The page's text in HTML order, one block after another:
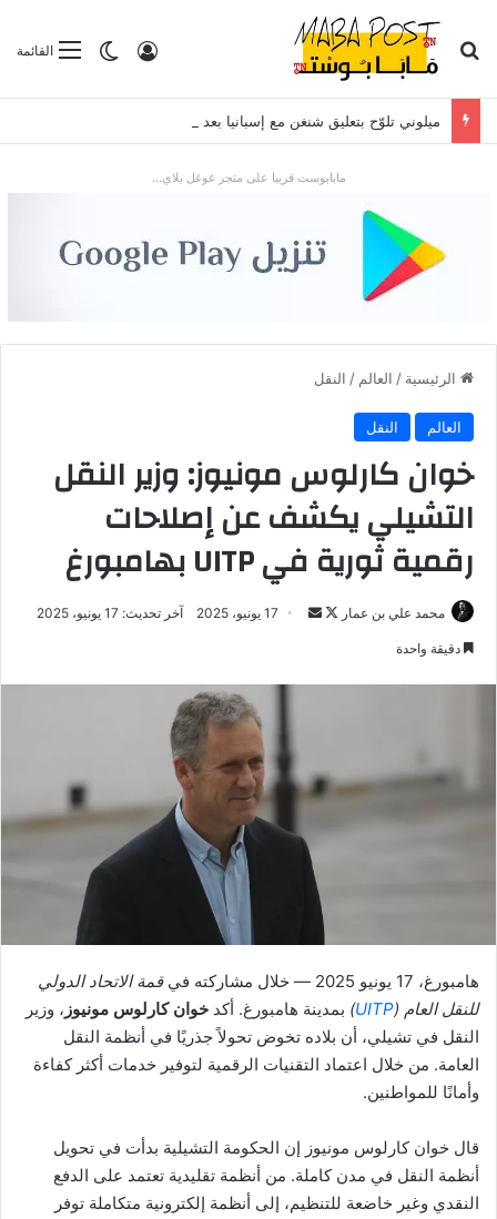
القائمةالوضع
تسجيل الدخول بحث عن
ميلوني تلوّح بتعليق شنغن مع إسبانيا بعد موجة الهجرة في سبتة
مابابوست قريبا على متجر غوغل بلاي...
الرئيسية / العالم / النقل
العالم النقل
خوان كارلوس مونيوز: وزير النقل
التشيلي يكشف عن إصلاحات
رقمية ثورية في UITP بهامبورغ
محمد علي بن عمار
تابعأرسل 17 يونيو، 2025 آخر تحديث: 17 يونيو، 2025
دقيقة واحدة
هامبورغ، 17 يونيو 2025 — خلال مشاركته في
قمة الاتحاد الدولي
للنقل العام (UITP
) بمدينة هامبورغ. أكد خوان كارلوس مونيوز ، وزير
النقل في تشيلي، أن بلاده تخوض تحولاً جذريًا في أنظمة النقل
العامة. من خلال اعتماد التقنيات الرقمية لتوفير خدمات أكثر كفاءة
وأمانًا للمواطنين.
قال خوان كارلوس مونيوز إن الحكومة التشيلية بدأت في تحويل
أنظمة النقل في مدن كاملة. من أنظمة تقليدية تعتمد على الدفع
النقدي وغير خاضعة للتنظيم، إلى أنظمة إلكترونية متكاملة توفر